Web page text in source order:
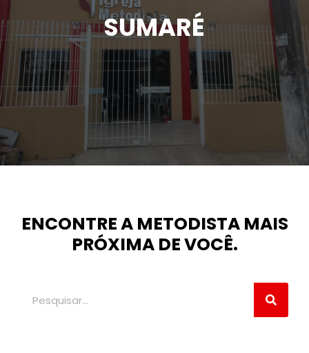
SUMARÉ
ENCONTRE A METODISTA MAIS
PRÓXIMA DE VOCÊ.